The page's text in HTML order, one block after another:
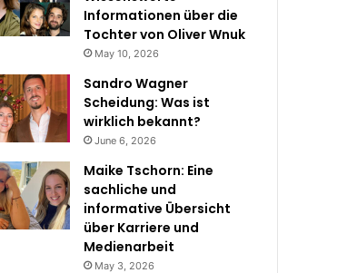
Informationen über die
Tochter von Oliver Wnuk
May 10, 2026
Sandro Wagner
Scheidung: Was ist
wirklich bekannt?
June 6, 2026
Maike Tschorn: Eine
sachliche und
informative Übersicht
über Karriere und
Medienarbeit
May 3, 2026